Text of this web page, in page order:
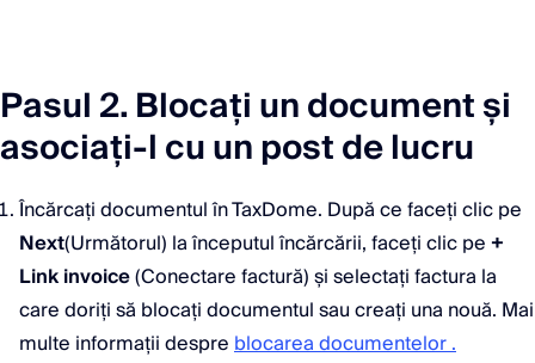
Pasul 2. Blocați un document și
asociați-l cu un post de lucru
Încărcați documentul în TaxDome. După ce faceți clic pe
Next(Următorul) la începutul încărcării, faceți clic pe+
Link invoice(Conectare factură) și selectați factura la
care doriți să blocați documentul sau creați una nouă. Mai
multe informații despreblocarea documentelor .